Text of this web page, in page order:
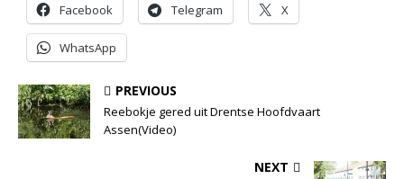
Facebook Telegram X
WhatsApp
PREVIOUS
Reebokje gered uit Drentse Hoofdvaart
Assen(Video)
NEXT